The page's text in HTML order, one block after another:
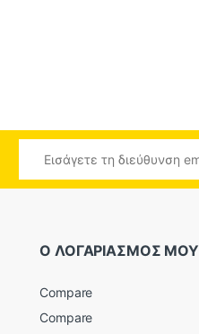
Ο ΛΟΓΑΡΙΑΣΜΟΣ ΜΟΥ
Compare
Compare